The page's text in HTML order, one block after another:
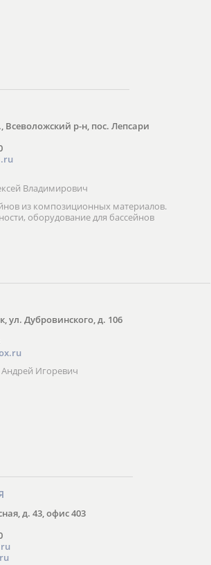
Всеволожский р-н, пос. Лепсари
Владимирович
из композиционных материалов.
оборудование для бассейнов
ул. Дубровинского, д. 106
Игоревич
д. 43, офис 403